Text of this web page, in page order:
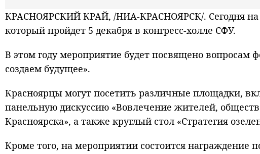
КРАСНОЯРСКИЙ КРАЙ, /НИА-КРАСНОЯРСК/. Сегодня на
который пройдет 5 декабря в конгресс-холле СФУ.
В этом году мероприятие будет посвящено
создаем будущее».
Красноярцы могут посетить различные площадки,
панельную дискуссию «Вовлечение жителей,
Красноярска», а также круглый стол «Стратегия
Кроме того, на мероприятии состоится награждение